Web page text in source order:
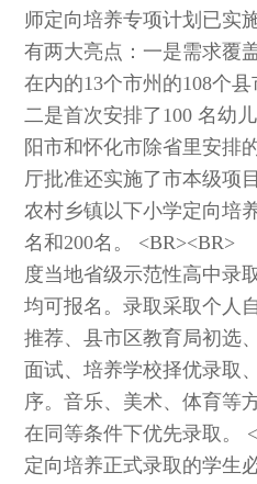
师定向培养专项计划已实
有两大亮点：一是需求覆
在内的13个市州的108个
二是首次安排了100 名幼
阳市和怀化市除省里安排
厅批准还实施了市本级项
农村乡镇以下小学定向培
名和200名。
度当地省级示范性高中录
均可报名。录取采取个人
推荐、县市区教育局初选
面试、培养学校择优录取
序。音乐、美术、体育等
在同等条件下优先录取
定向培养正式录取的学生